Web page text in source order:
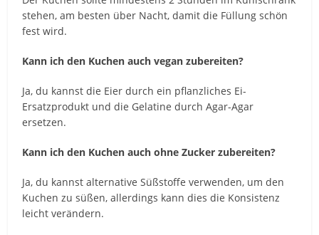
stehen, am besten über Nacht, damit die Füllung schön
fest wird.
Kann ich den Kuchen auch vegan zubereiten?
Ja, du kannst die Eier durch ein pflanzliches Ei-
Ersatzprodukt und die Gelatine durch Agar-Agar
ersetzen.
Kann ich den Kuchen auch ohne Zucker zubereiten?
Ja, du kannst alternative Süßstoffe verwenden, um den
Kuchen zu süßen, allerdings kann dies die Konsistenz
leicht verändern.